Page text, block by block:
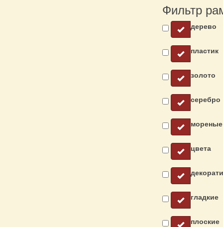
Фильтр
дерево
пластик
золото
серебро
мореные
цвета
гладкие
плоские